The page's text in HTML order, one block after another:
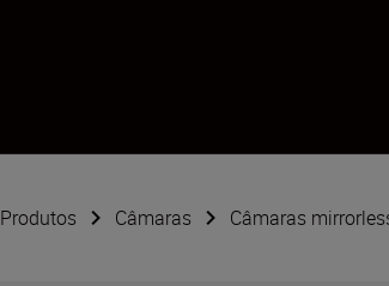
Produtos Câmaras Câmaras